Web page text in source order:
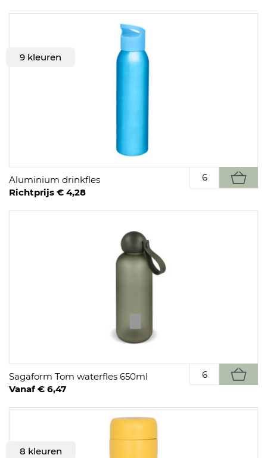
9 kleuren
Aluminium drinkfles
Richtprijs € 4,28
Sagaform Tom waterfles 650ml
Vanaf € 6,47
8 kleuren